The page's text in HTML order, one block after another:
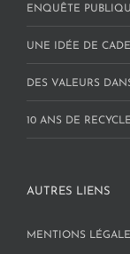
ENQUÊTE
UNE IDÉE DE
DES VALEURS
10 ANS DE
AUTRES LIENS
MENTIONS